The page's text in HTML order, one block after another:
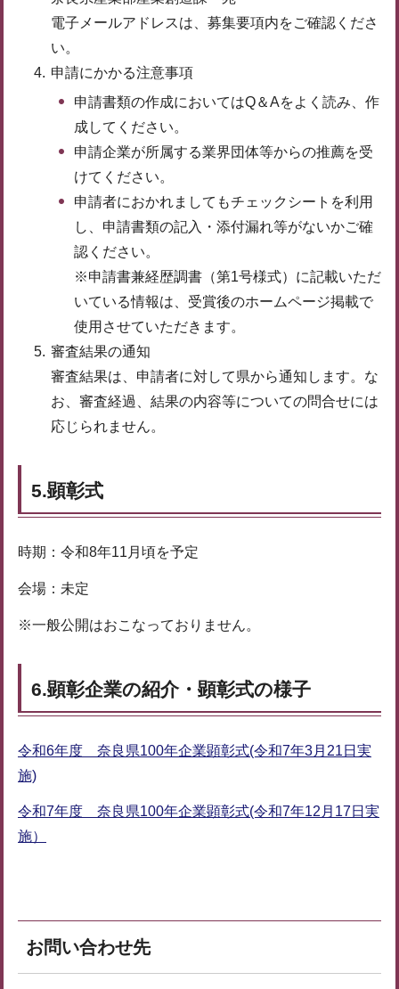
電子メールアドレスは、募集要項内をご確認くださ
い。
申請にかかる注意事項
申請書類の作成においてはQ＆Aをよく読み、作
成してください。
申請企業が所属する業界団体等からの推薦を受
けてください。
申請者におかれましてもチェックシートを利用
し、申請書類の記入・添付漏れ等がないかご確
認ください。
※申請書兼経歴調書（第1号様式）に記載いただ
いている情報は、受賞後のホームページ掲載で
使用させていただきます。
審査結果の通知
審査結果は、申請者に対して県から通知します。な
お、審査経過、結果の内容等についての問合せには
応じられません。
5.顕彰式
時期：令和8年11月頃を予定
会場：未定
※一般公開はおこなっておりません。
6.顕彰企業の紹介・顕彰式の様子
令和6年度 奈良県100年企業顕彰式(令和7年3月21日実
施)
令和7年度 奈良県100年企業顕彰式(令和7年12月17日実
施）
お問い合わせ先